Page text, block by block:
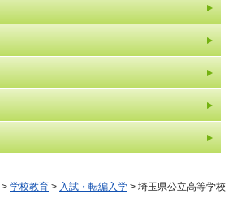
> 学校教育 > 入試・転編入学 > 埼玉県公立高等学校